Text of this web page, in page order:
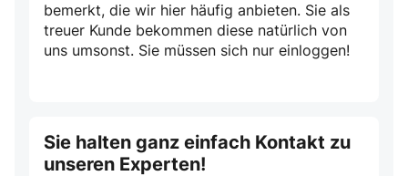
bemerkt, die wir hier häufig anbieten. Sie als
treuer Kunde bekommen diese natürlich von
uns umsonst. Sie müssen sich nur einloggen!
Sie halten ganz einfach Kontakt zu
unseren Experten!